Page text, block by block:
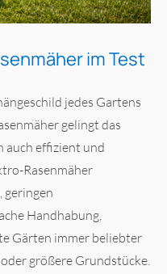
im Test
jedes Gartens
gelingt das
auch effizient und
Rasenmäher
geringen
Handhabung,
Gärten immer beliebter
größere Grundstücke.